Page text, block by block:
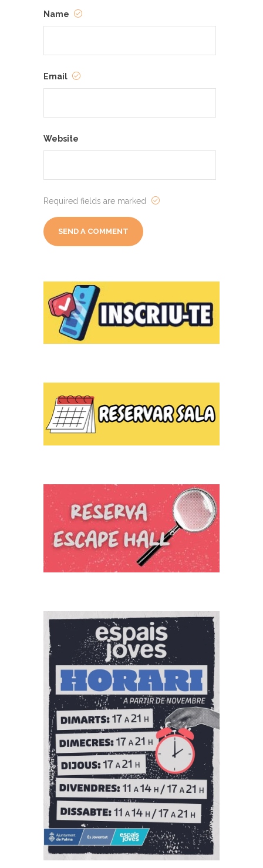
Name
Email
Website
Required fields are marked